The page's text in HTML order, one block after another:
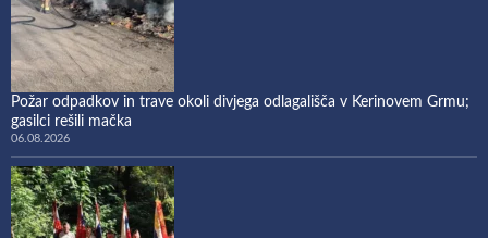
Požar odpadkov in trave okoli divjega odlagališča v Kerinovem Grmu;
gasilci rešili mačka
06.08.2026